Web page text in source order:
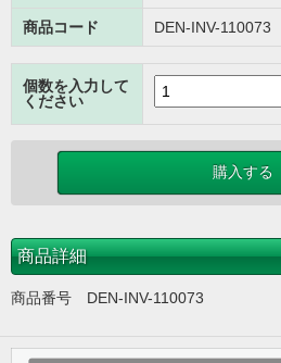
商品コード DEN-INV-110073
個数を入力して
ください
商品詳細
商品番号 DEN-INV-110073